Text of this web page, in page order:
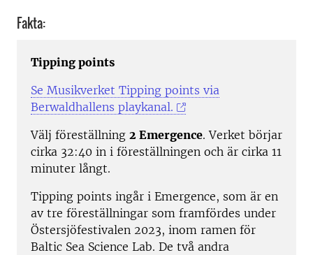
Fakta:
Tipping points
Se Musikverket Tipping points via
Berwaldhallens playkanal.
Välj föreställning 2 Emergence. Verket börjar
cirka 32:40 in i föreställningen och är cirka 11
minuter långt.
Tipping points ingår i Emergence, som är en
av tre föreställningar som framfördes under
Östersjöfestivalen 2023, inom ramen för
Baltic Sea Science Lab. De två andra